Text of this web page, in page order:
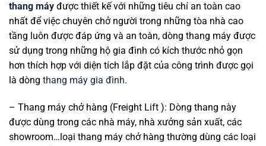
thang máy được thiết kế với những tiêu chí an toàn cao
nhất để việc chuyên chở người trong những tòa nhà cao
tầng luôn được đáp ứng và an toàn, dòng thang máy được
sử dụng trong những hộ gia đình có kích thước nhỏ gọn
hơn thích hợp với diện tích lắp đặt của công trình được gọi
là dòng thang máy gia đình.
– Thang máy chở hàng (Freight Lift ): Dòng thang này
được dùng trong các nhà máy, nhà xưởng sản xuất, các
showroom…loại thang máy chở hàng thường dùng các loại